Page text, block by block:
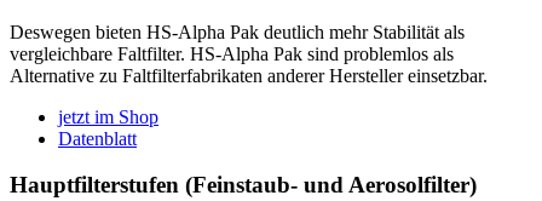
Deswegen bieten HS-Alpha Pak deutlich mehr Stabilität als
vergleichbare Faltfilter. HS-Alpha Pak sind problemlos als
Alternative zu Faltfilterfabrikaten anderer Hersteller einsetzbar.
jetzt im Shop
Datenblatt
Hauptfilterstufen (Feinstaub- und Aerosolfilter)